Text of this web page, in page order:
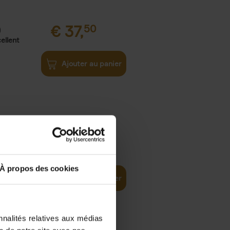
À propos des cookies
relatives aux médias
€ 37,50
Ajouter au panier
world 29,99
Ajouter au panier